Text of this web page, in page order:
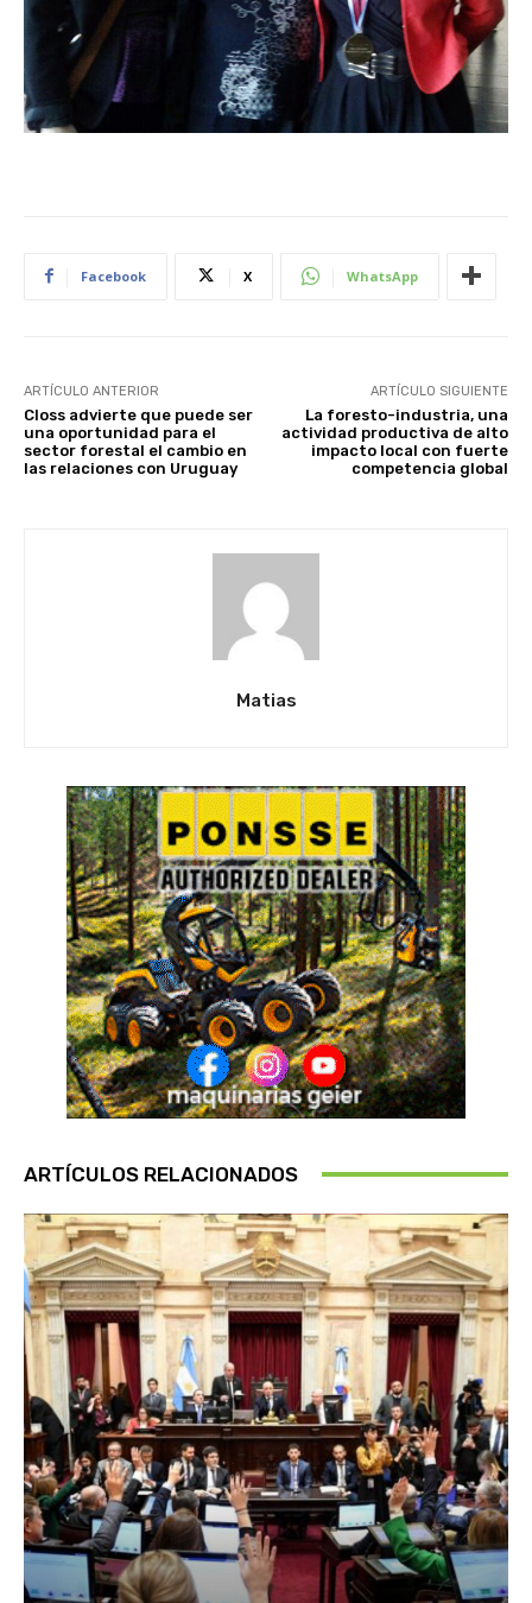
Facebook X WhatsApp
ARTÍCULO ANTERIOR
Closs advierte que puede ser
una oportunidad para el
sector forestal el cambio en
las relaciones con Uruguay
ARTÍCULO SIGUIENTE
La foresto-industria, una
actividad productiva de alto
impacto local con fuerte
competencia global
Matias
ARTÍCULOS RELACIONADOS